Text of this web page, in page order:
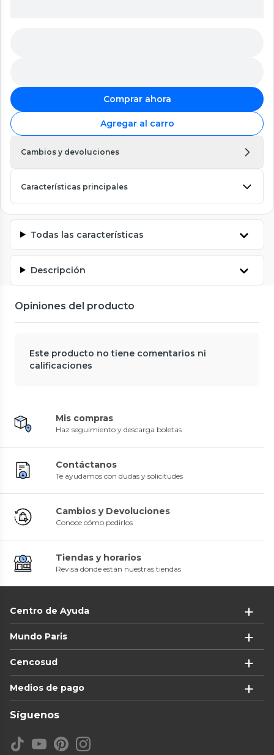
Comprar ahora
Agregar al carro
Cambios y devoluciones
Características principales
Todas las características
Descripción
Opiniones del producto
Este producto no tiene comentarios ni
calificaciones
Mis compras
Haz seguimiento y descarga boletas
Contáctanos
Te ayudamos con dudas y solicitudes
Cambios y Devoluciones
Conoce cómo pedirlos
Tiendas y horarios
Revisa dónde están nuestras tiendas
Centro de Ayuda
Mundo Paris
Cencosud
Medios de pago
Síguenos